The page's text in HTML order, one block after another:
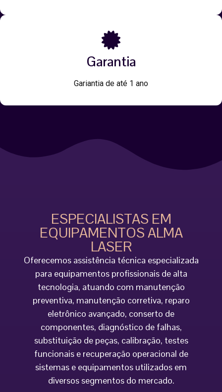
Garantia
Gariantia de até 1 ano
ESPECIALISTAS EM
EQUIPAMENTOS ALMA
LASER
Oferecemos assistência técnica especializada
para equipamentos profissionais de alta
tecnologia, atuando com manutenção
preventiva, manutenção corretiva, reparo
eletrônico avançado, conserto de
componentes, diagnóstico de falhas,
substituição de peças, calibração, testes
funcionais e recuperação operacional de
sistemas e equipamentos utilizados em
diversos segmentos do mercado.